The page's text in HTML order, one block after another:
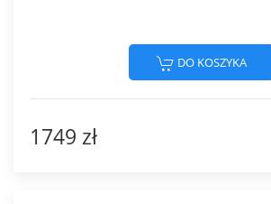
DO KOSZYKA
1749 zł